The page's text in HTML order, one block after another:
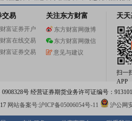
交易
富证券开户
富在线交易
富证券交易
关注东方财富
东方财富网微博
东方财富网微信
意见与建议
天
扫一
APP
号 经营证券期货业务许可证编号：
网站备案号:沪ICP备05006054号-11 沪公网